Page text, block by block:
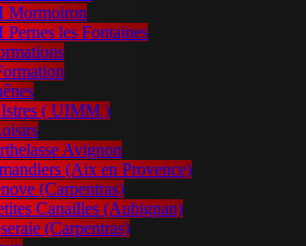
Mormoiron
les Fontaines
( UIMM )
Avignon
(Aix en Provence)
(Carpentras)
Canailles (Aubignan)
(Carpentras)